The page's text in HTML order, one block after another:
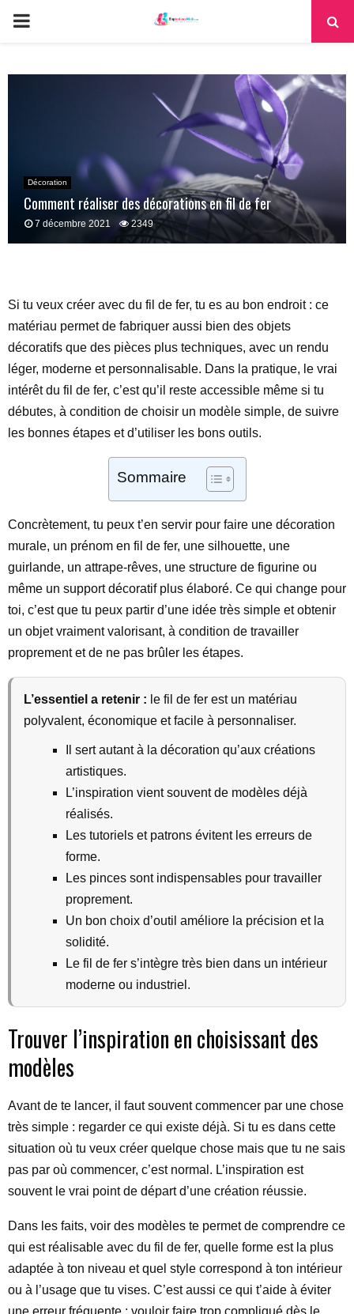
PRIMARY
Décoration
Comment réaliser des décorations en fil de fer
7 décembre 2021 2349
Si tu veux créer avec du fil de fer, tu es au bon endroit : ce
matériau permet de fabriquer aussi bien des objets
décoratifs que des pièces plus techniques, avec un rendu
léger, moderne et personnalisable. Dans la pratique, le vrai
intérêt du fil de fer, c’est qu’il reste accessible même si tu
débutes, à condition de choisir un modèle simple, de suivre
les bonnes étapes et d’utiliser les bons outils.
Sommaire
Concrètement, tu peux t’en servir pour faire une décoration
murale, un prénom en fil de fer, une silhouette, une
guirlande, un attrape-rêves, une structure de figurine ou
même un support décoratif plus élaboré. Ce qui change pour
toi, c’est que tu peux partir d’une idée très simple et obtenir
un objet vraiment valorisant, à condition de travailler
proprement et de ne pas brûler les étapes.
L’essentiel a retenir : le fil de fer est un matériau
polyvalent, économique et facile à personnaliser.
Il sert autant à la décoration qu’aux créations
artistiques.
L’inspiration vient souvent de modèles déjà
réalisés.
Les tutoriels et patrons évitent les erreurs de
forme.
Les pinces sont indispensables pour travailler
proprement.
Un bon choix d’outil améliore la précision et la
solidité.
Le fil de fer s’intègre très bien dans un intérieur
moderne ou industriel.
Trouver l’inspiration en choisissant des
modèles
Avant de te lancer, il faut souvent commencer par une chose
très simple : regarder ce qui existe déjà. Si tu es dans cette
situation où tu veux créer quelque chose mais que tu ne sais
pas par où commencer, c’est normal. L’inspiration est
souvent le vrai point de départ d’une création réussie.
Dans les faits, voir des modèles te permet de comprendre ce
qui est réalisable avec du fil de fer, quelle forme est la plus
adaptée à ton niveau et quel style correspond à ton intérieur
ou à l’usage que tu vises. C’est aussi ce qui t’aide à éviter
une erreur fréquente : vouloir faire trop compliqué dès le